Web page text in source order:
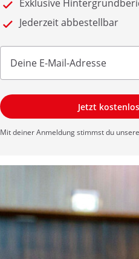
Exklusive
Jederzeit abbestellbar
Jetzt
Mit deiner Anmeldung stimmst du